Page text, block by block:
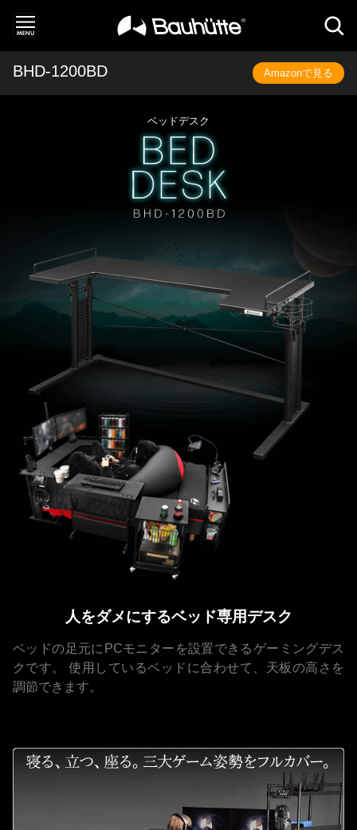
BHD-1200BD Amazonで見る
ベッドデスク
人をダメにするベッド専用デスク
ベッドの足元にPCモニターを設置できるゲーミングデス
クです。
使用しているベッドに合わせて、天板の高さを
調節できます。